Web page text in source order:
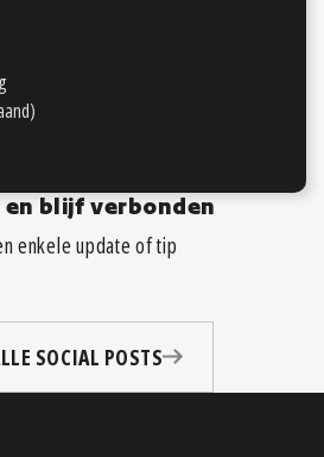
en blijf verbonden
enkele update of tip
SOCIAL POSTS